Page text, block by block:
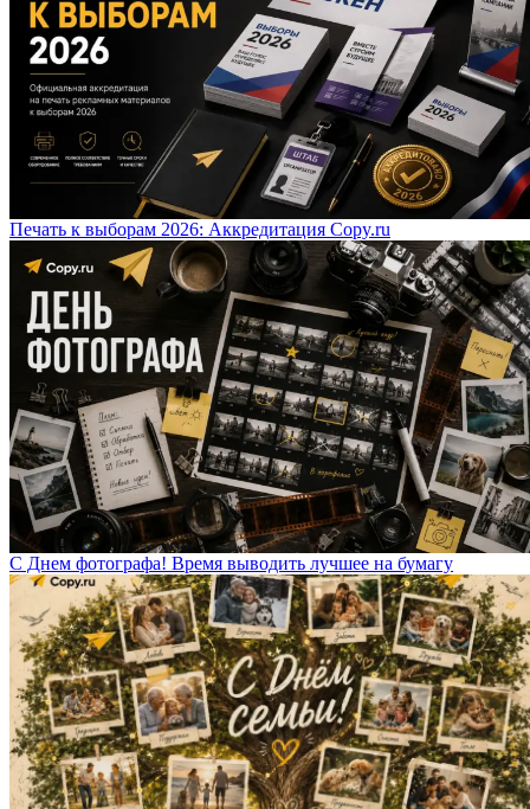
Печать к выборам 2026: Аккредитация Copy.ru
С Днем фотографа! Время выводить лучшее на бумагу